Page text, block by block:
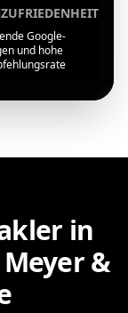
Google-
und hohe
in
&